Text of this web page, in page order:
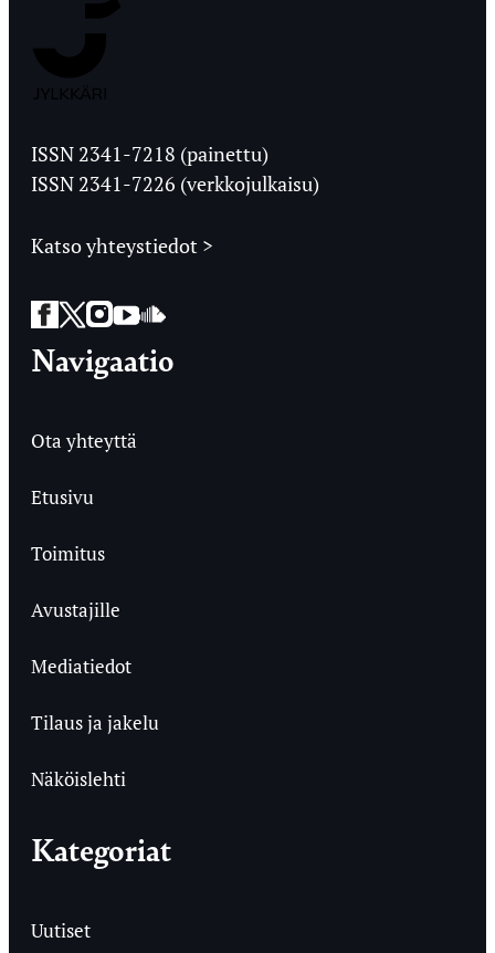
Ylioppilaslehti
ISSN 2341-7218 (painettu)
ISSN 2341-7226 (verkkojulkaisu)
Katso yhteystiedot >
Facebook
Twitter
Instagram
YouTube
SoundCloud
Navigaatio
Ota yhteyttä
Etusivu
Toimitus
Avustajille
Mediatiedot
Tilaus ja jakelu
Näköislehti
Kategoriat
Uutiset